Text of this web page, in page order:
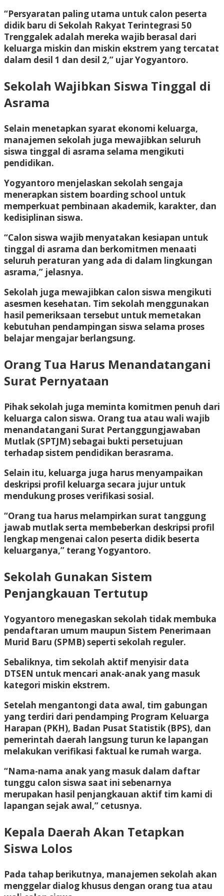
“Persyaratan paling utama untuk calon peserta
didik baru di Sekolah Rakyat Terintegrasi 50
Trenggalek adalah mereka wajib berasal dari
keluarga miskin dan miskin ekstrem yang tercatat
dalam desil 1 dan desil 2,” ujar Yogyantoro.
Sekolah Wajibkan Siswa Tinggal di
Asrama
Selain menetapkan syarat ekonomi keluarga,
manajemen sekolah juga mewajibkan seluruh
siswa tinggal di asrama selama mengikuti
pendidikan.
Yogyantoro menjelaskan sekolah sengaja
menerapkan sistem boarding school untuk
memperkuat pembinaan akademik, karakter, dan
kedisiplinan siswa.
“Calon siswa wajib menyatakan kesiapan untuk
tinggal di asrama dan berkomitmen menaati
seluruh peraturan yang ada di dalam lingkungan
asrama,” jelasnya.
Sekolah juga mewajibkan calon siswa mengikuti
asesmen kesehatan. Tim sekolah menggunakan
hasil pemeriksaan tersebut untuk memetakan
kebutuhan pendampingan siswa selama proses
belajar mengajar berlangsung.
Orang Tua Harus Menandatangani
Surat Pernyataan
Pihak sekolah juga meminta komitmen penuh dari
keluarga calon siswa. Orang tua atau wali wajib
menandatangani Surat Pertanggungjawaban
Mutlak (SPTJM) sebagai bukti persetujuan
terhadap sistem pendidikan berasrama.
Selain itu, keluarga juga harus menyampaikan
deskripsi profil keluarga secara jujur untuk
mendukung proses verifikasi sosial.
“Orang tua harus melampirkan surat tanggung
jawab mutlak serta membeberkan deskripsi profil
lengkap mengenai calon peserta didik beserta
keluarganya,” terang Yogyantoro.
Sekolah Gunakan Sistem
Penjangkauan Tertutup
Yogyantoro menegaskan sekolah tidak membuka
pendaftaran umum maupun Sistem Penerimaan
Murid Baru (SPMB) seperti sekolah reguler.
Sebaliknya, tim sekolah aktif menyisir data
DTSEN untuk mencari anak-anak yang masuk
kategori miskin ekstrem.
Setelah mengantongi data awal, tim gabungan
yang terdiri dari pendamping Program Keluarga
Harapan (PKH), Badan Pusat Statistik (BPS), dan
pemerintah daerah langsung turun ke lapangan
melakukan verifikasi faktual ke rumah warga.
“Nama-nama anak yang masuk dalam daftar
tunggu calon siswa saat ini sebenarnya
merupakan hasil penjangkauan aktif tim kami di
lapangan sejak awal,” cetusnya.
Kepala Daerah Akan Tetapkan
Siswa Lolos
Pada tahap berikutnya, manajemen sekolah akan
menggelar dialog khusus dengan orang tua atau